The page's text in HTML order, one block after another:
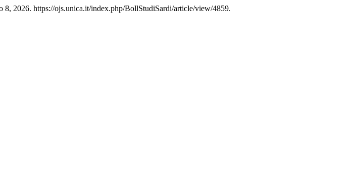
8, 2026. https://ojs.unica.it/index.php/BollStudiSardi/article/view/4859.